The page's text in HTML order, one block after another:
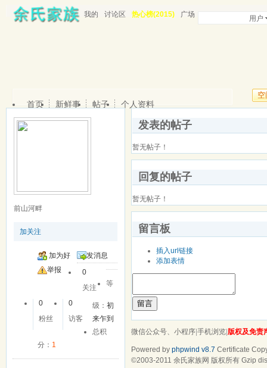
我的 讨论区 热心榜(2015) 广场 用户
空
首页 新鲜事 帖子 个人资料
前山河畔
加关注
加为好
友
发消息
举报
0
关注
0
粉丝
0
访客
等
级：初
来乍到
总积
分： 1
发表的帖子
暂无帖子！
回复的帖子
暂无帖子！
留言板
插入url链接
添加表情
留言
微信公众号、小程序|手机浏览|版权及免责
Powered by phpwind v8.7 Certificate
©2003-2011 余氏家族网 版权所有 Gzip